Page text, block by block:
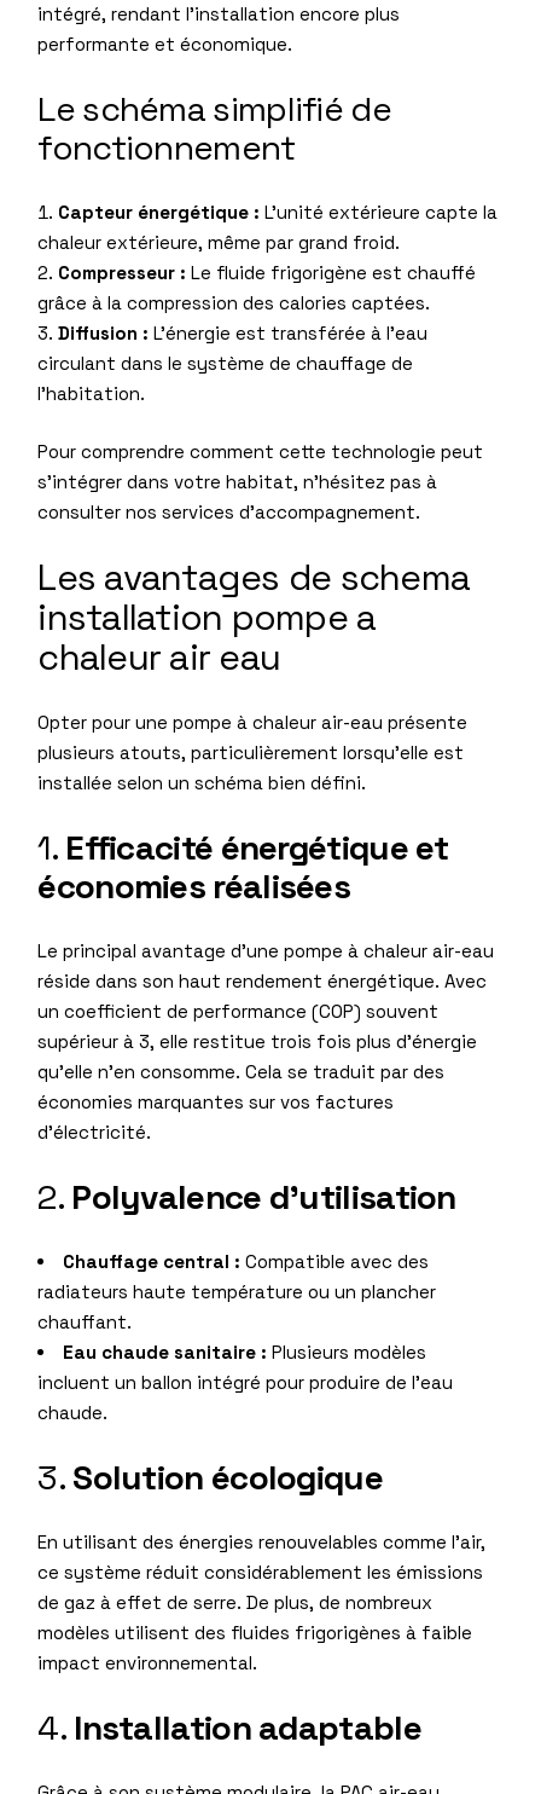
intégré, rendant l’installation encore plus
performante et économique.
Le schéma simplifié de
fonctionnement
Capteur énergétique : L’unité extérieure capte la
chaleur extérieure, même par grand froid.
Compresseur : Le fluide frigorigène est chauffé
grâce à la compression des calories captées.
Diffusion : L’énergie est transférée à l’eau
circulant dans le système de chauffage de
l’habitation.
Pour comprendre comment cette technologie peut
s’intégrer dans votre habitat, n’hésitez pas à
consulternos services d’accompagnement.
Les avantages de schema
installation pompe a
chaleur air eau
Opter pour une pompe à chaleur air-eau présente
plusieurs atouts, particulièrement lorsqu’elle est
installée selon un schéma bien défini.
1. Efficacité énergétique et
économies réalisées
Le principal avantage d’une pompe à chaleur air-eau
réside dans son haut rendement énergétique. Avec
un coefficient de performance (COP) souvent
supérieur à 3, elle restitue trois fois plus d’énergie
qu’elle n’en consomme. Cela se traduit par des
économies marquantes sur vos factures
d’électricité.
2. Polyvalence d’utilisation
Chauffage central : Compatible avec des
radiateurs haute température ou un plancher
chauffant.
Eau chaude sanitaire : Plusieurs modèles
incluent un ballon intégré pour produire de l’eau
chaude.
3.Solution écologique
En utilisant des énergies renouvelables comme l’air,
ce système réduit considérablement les émissions
de gaz à effet de serre. De plus, de nombreux
modèles utilisent des fluides frigorigènes à faible
impact environnemental.
4. Installation adaptable